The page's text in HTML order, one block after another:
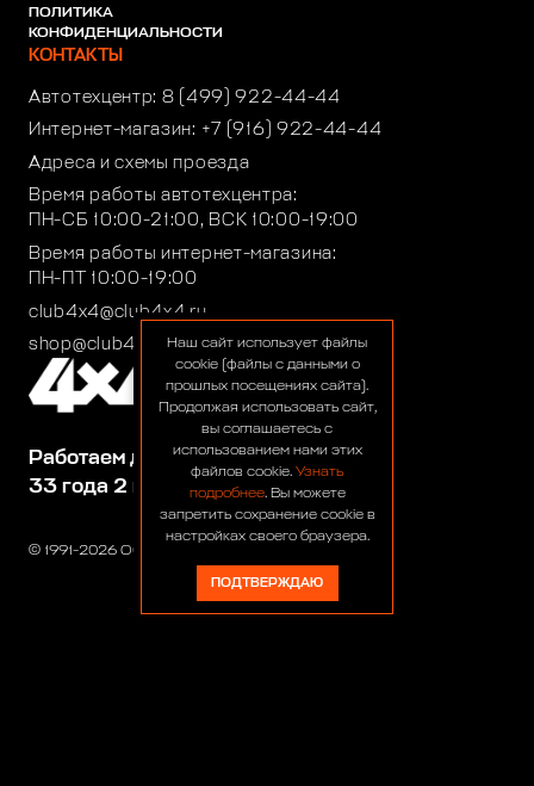
© 1991-2026 ООО «Сервис 4х4»
Работаем для вас:
33 года 2 месяца 24 дня
ПОЛИТИКА
КОНФИДЕНЦИАЛЬНОСТИ
КОНТАКТЫ
Автотехцентр: 8 (499) 922-44-44
Интернет-магазин: +7 (916) 922-44-44
Адреса и схемы проезда
Время работы автотехцентра:
ПН-СБ 10:00-21:00, ВСК 10:00-19:00
Время работы интернет-магазина:
ПН-ПТ 10:00-19:00
club4x4@club4x4.ru
shop@club4x4.ruНаш сайт использует файлы
cookie (файлы с данными о
прошлых посещениях сайта).
Продолжая использовать сайт,
вы соглашаетесь с
использованием нами этих
файлов cookie. Узнать
подробнее. Вы можете
запретить сохранение cookie в
настройках своего браузера.
ПОДТВЕРЖДАЮ